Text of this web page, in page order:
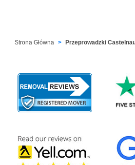
Strona Główna Przeprowadzki